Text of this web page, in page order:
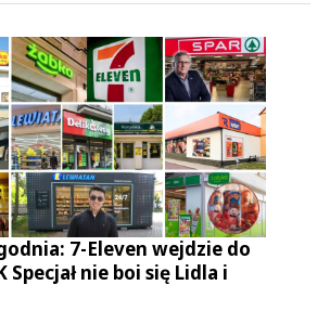
7-Eleven wejdzie do
Specjał nie boi się Lidla i